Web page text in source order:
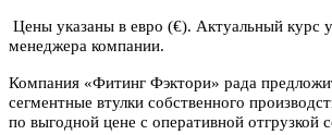
Цены указаны в евро (€). Актуальный курс
менеджера компании.
Компания «Фитинг Фэктори» рада
сегментные втулки собственного
по выгодной цене с оперативной отгрузкой